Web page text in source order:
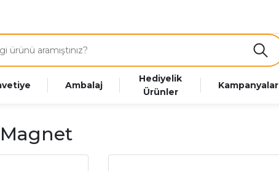
Ambalaj
Hediyelik
Ürünler
Kampanyalar